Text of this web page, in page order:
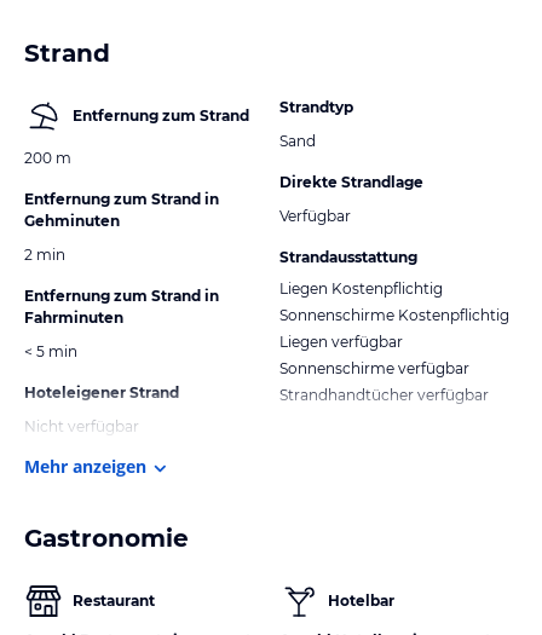
Strand
Entfernung zum Strand
200 m
Entfernung zum Strand in
Gehminuten
2 min
Entfernung zum Strand in
Fahrminuten
< 5 min
Hoteleigener Strand
Nicht verfügbar
Strandtyp
Sand
Direkte Strandlage
Verfügbar
Strandausstattung
Liegen Kostenpflichtig
Sonnenschirme Kostenpflichtig
Liegen verfügbar
Sonnenschirme verfügbar
Strandhandtücher verfügbar
Mehr anzeigen
Gastronomie
Restaurant Hotelbar